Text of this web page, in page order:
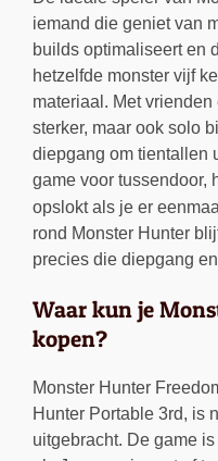
iemand die geniet van
builds optimaliseert en
hetzelfde monster vijf
materiaal. Met
sterker, maar ook solo
diepgang om tientallen
game voor tussendoor,
opslokt als je er
rond Monster Hunter
precies die diepgang
Waar kun je
kopen?
Monster Hunter
Hunter Portable 3rd, is
uitgebracht. De game